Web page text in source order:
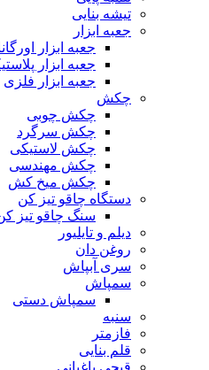
تیشه بنایی
جعبه ابزار
جعبه ابزار
جعبه ابزار
جعبه ابزار فلزی
چکش
چکش چوبی
چکش سرگرد
چکش لاستیکی
چکش مهندسی
چکش میخ کش
دستگاه چاقو تیز کن
سنگ چاقو تیز
دیلم و تایلیور
روغن دان
سری آبپاش
سمپاش
سمپاش دستی
سنبه
فازمتر
قلم بنایی
قیچی باغبانی